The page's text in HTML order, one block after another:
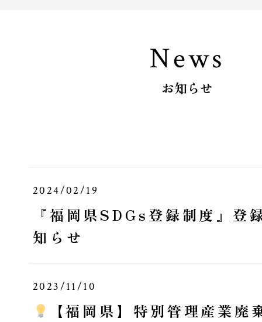
News
お知らせ
2024/02/19
『福岡県SDGs登録制度』登
知らせ
2023/11/10
【福岡県】特別管理産業廃